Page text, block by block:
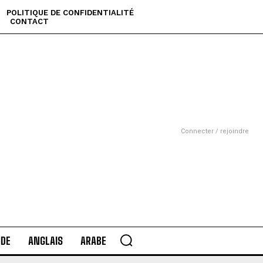
POLITIQUE DE CONFIDENTIALITÉ
CONTACT
Connecter / rejoindre
ANGLAIS ARABE